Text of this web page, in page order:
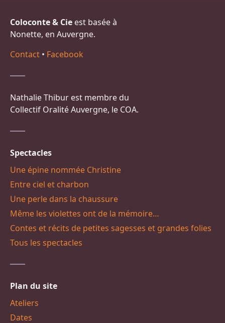
Coloconte & Cie est basée à
Nonette, en Auvergne.
Contact • Facebook
Nathalie Thibur est membre du
Collectif Oralité Auvergne, le COA.
Spectacles
Une épine nommée Christine
Entre ciel et charbon
Une perle dans la chaussure
Même les violettes ont de la mémoire…
Contes et récits de petites sagesses et grandes folies
Tous les spectacles
Plan du site
Ateliers
Dates